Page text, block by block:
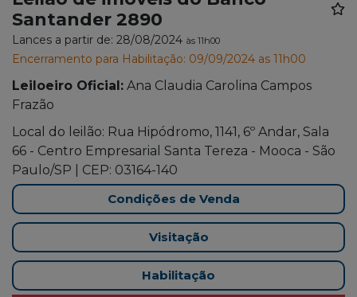
Santander 2890
Lances a partir de: 28/08/2024 às 11h00
Encerramento para Habilitação: 09/09/2024 as 11h00
Leiloeiro Oficial: Ana Claudia Carolina Campos
Frazão
Local do leilão: Rua Hipódromo, 1141, 6º Andar, Sala
66 - Centro Empresarial Santa Tereza - Mooca - São
Paulo/SP | CEP: 03164-140
Condições de Venda
Visitação
Habilitação